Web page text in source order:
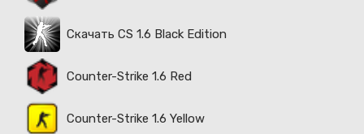
Скачать CS 1.6 Black Edition
Counter-Strike 1.6 Red
Counter-Strike 1.6 Yellow